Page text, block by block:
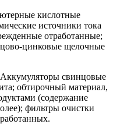
кислотные
источники тока
отработанные;
цинковые щелочные
Аккумуляторы свинцовые
обтирочный материал,
(содержание
фильтры очистки